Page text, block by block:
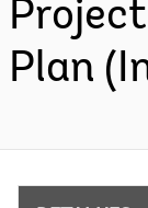
Plan